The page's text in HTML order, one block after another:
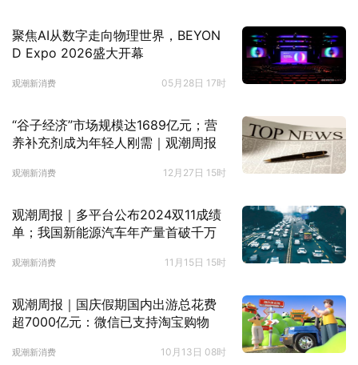
聚焦AI从数字走向物理世界，BEYON
D Expo 2026盛大开幕
观潮新消费 05月28日 17时
“谷子经济”市场规模达1689亿元；营
养补充剂成为年轻人刚需｜观潮周报
观潮新消费 12月27日 15时
观潮周报｜多平台公布2024双11成绩
单；我国新能源汽车年产量首破千万
观潮新消费 11月15日 15时
观潮周报｜国庆假期国内出游总花费
超7000亿元：微信已支持淘宝购物
观潮新消费 10月13日 08时